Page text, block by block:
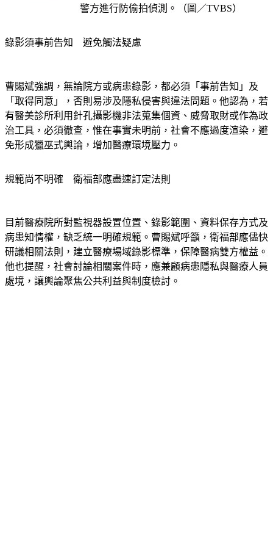
曹賜斌強調，無論院方或病患錄影，都必須「事前告知」及
「取得同意」，否則易涉及隱私侵害與違法問題。他認為，若
有醫美診所利用針孔攝影機非法蒐集個資、威脅取財或作為政
治工具，必須徹查，惟在事實未明前，社會不應過度渲染，避
目前醫療院所對監視器設置位置、錄影範圍、資料保存方式及
病患知情權，缺乏統一明確規範。曹賜斌呼籲，衛福部應儘快
研議相關法則，建立醫療場域錄影標準，保障醫病雙方權益。
他也提醒，社會討論相關案件時，應兼顧病患隱私與醫療人員